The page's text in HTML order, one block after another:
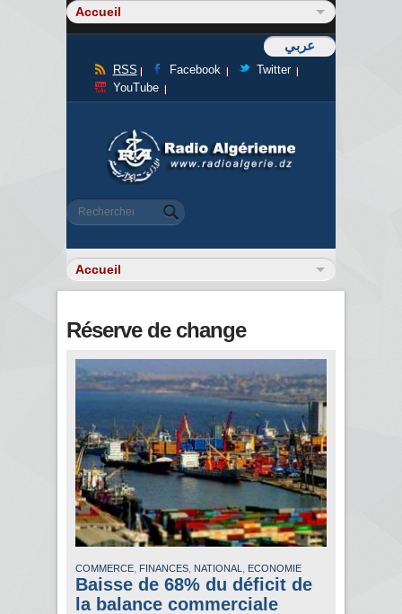
عربي
RSS Facebook
Twitter
YouTube
Formulaire de recherche
Rechercher
Réserve de change
COMMERCE, FINANCES, NATIONAL , ECONOMIE
Baisse de 68% du déficit de
la balance commerciale